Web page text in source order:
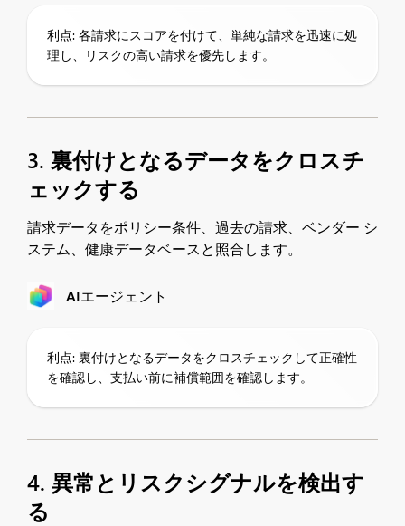
利点: 各請求にスコアを付けて、単純な請求を迅速に処
理し、リスクの高い請求を優先します。
3. 裏付けとなるデータをクロスチ
ェックする
請求データをポリシー条件、過去の請求、ベンダー シ
ステム、健康データベースと照合します。
AIエージェント
利点: 裏付けとなるデータをクロスチェックして正確性
を確認し、支払い前に補償範囲を確認します。
4. 異常とリスクシグナルを検出す
る